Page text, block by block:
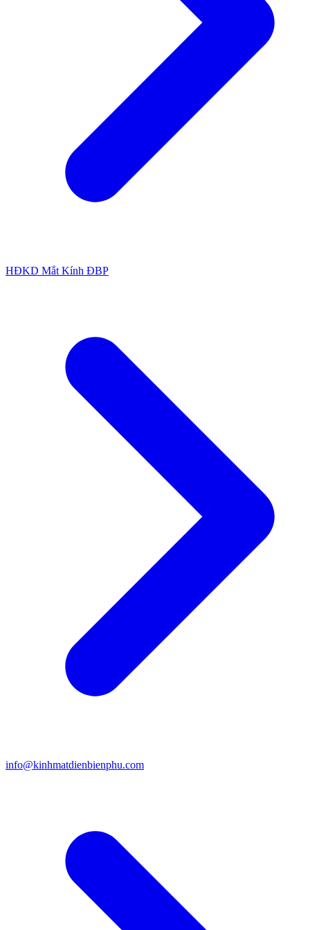
HĐKD Mắt Kính ĐBP
info@kinhmatdienbienphu.com